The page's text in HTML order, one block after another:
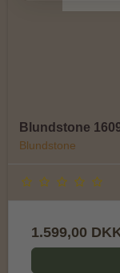
Blundstone
Blundstone
1.599,00